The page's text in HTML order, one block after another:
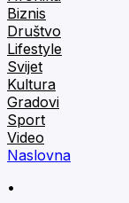
Biznis
Društvo
Lifestyle
Svijet
Kultura
Gradovi
Sport
Video
Naslovna
•